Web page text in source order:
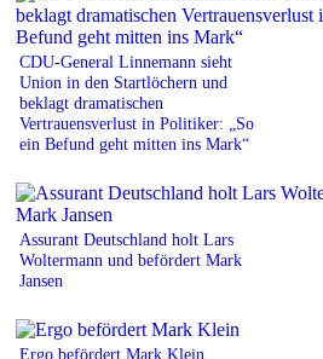
CDU-General Linnemann sieht
Union in den Startlöchern und
beklagt dramatischen
Vertrauensverlust in Politiker: „So
ein Befund geht mitten ins Mark“
Assurant Deutschland holt Lars
Woltermann und befördert Mark
Jansen
Ergo befördert Mark Klein